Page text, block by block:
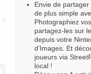
Envie de
de plus simple
Photographiez
partagez-les sur
depuis votre
d’Images. Et
joueurs via
local !